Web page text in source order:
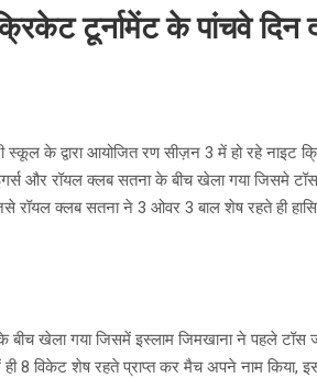
टूर्नामेंट के पांचवे दिन
के द्वारा आयोजित रण सीज़न 3 में हो रहे नाइट
और रॉयल क्लब सतना के बीच खेला गया जिसमे
जिसे रॉयल क्लब सतना ने 3 ओवर 3 बाल शेष रहते ही
बीच खेला गया जिसमें इस्लाम जिमखाना ने पहले टॉस
ही 8 विकेट शेष रहते प्राप्त कर मैच अपने नाम